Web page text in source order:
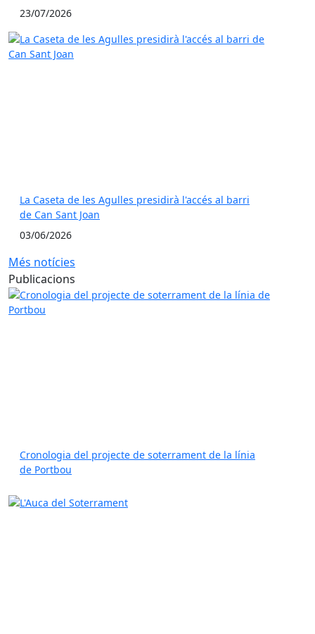
23/07/2026
La Caseta de les Agulles presidirà l'accés al barri
de Can Sant Joan
03/06/2026
Més notícies
Publicacions
Cronologia del projecte de soterrament de la línia
de Portbou